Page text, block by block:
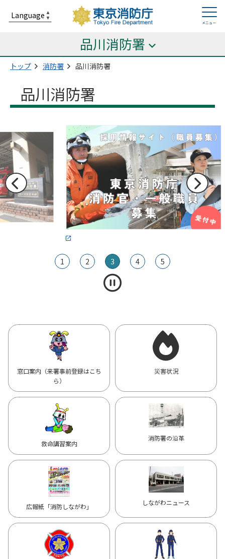
品川消防署
トップ 消防署 品川消防署
品川消防署
1 2 3 4 5
窓口案内（来署事前登録はこち
ら）
災害状況
救命講習案内
消防署の沿革
広報紙「消防しながわ」 しながわニュース